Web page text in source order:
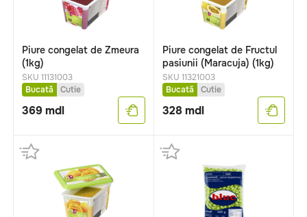
Piure congelat de Zmeura
(1kg)
SKU 11131003
Bucată
Cutie
369 mdl
Piure congelat de Fructul
pasiunii (Maracuja) (1kg)
SKU 11321003
Bucată
Cutie
328mdl